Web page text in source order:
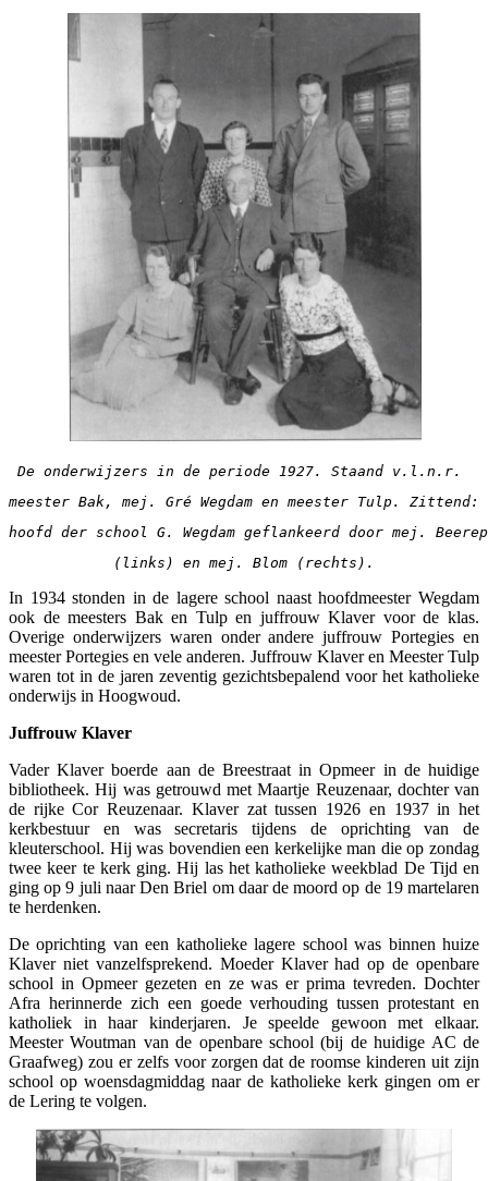
De onderwijzers in de periode 1927. Staand v.l.n.r.
meester Bak, mej. Gré Wegdam en meester Tulp.
hoofd der school G. Wegdam geflankeerd door mej.
(links) en mej. Blom (rechts).
In 1934 stonden in de lagere school naast hoofdmeester Wegdam
ook de meesters Bak en Tulp en juffrouw Klaver voor de klas.
Overige onderwijzers waren onder andere juffrouw Portegies en
meester Portegies en vele anderen. Juffrouw Klaver en Meester Tulp
waren tot in de jaren zeventig gezichtsbepalend voor het katholieke
onderwijs in Hoogwoud.
Juffrouw Klaver
Vader Klaver boerde aan de Breestraat in Opmeer in de huidige
bibliotheek. Hij was getrouwd met Maartje Reuzenaar, dochter van
de rijke Cor Reuzenaar. Klaver zat tussen 1926 en 1937 in het
kerkbestuur en was secretaris tijdens de oprichting van de
kleuterschool. Hij was bovendien een kerkelijke man die op zondag
twee keer te kerk ging. Hij las het katholieke weekblad De Tijd en
ging op 9 juli naar Den Briel om daar de moord op de 19 martelaren
te herdenken.
De oprichting van een katholieke lagere school was binnen huize
Klaver niet vanzelfsprekend. Moeder Klaver had op de openbare
school in Opmeer gezeten en ze was er prima tevreden. Dochter
Afra herinnerde zich een goede verhouding tussen protestant en
katholiek in haar kinderjaren. Je speelde gewoon met elkaar.
Meester Woutman van de openbare school (bij de huidige AC de
Graafweg) zou er zelfs voor zorgen dat de roomse kinderen uit zijn
school op woensdagmiddag naar de katholieke kerk gingen om er
de Lering te volgen.